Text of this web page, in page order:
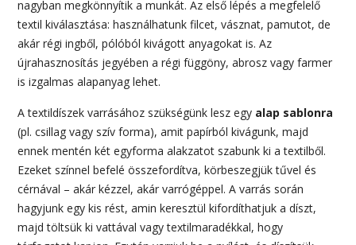
nagyban megkönnyítik a munkát. Az első lépés a megfelelő
textil kiválasztása: használhatunk filcet, vásznat, pamutot, de
akár régi ingből, pólóból kivágott anyagokat is. Az
újrahasznosítás jegyében a régi függöny, abrosz vagy farmer
is izgalmas alapanyag lehet.
A textildíszek varrásához szükségünk lesz egy alap sablonra
(pl. csillag vagy szív forma), amit papírból kivágunk, majd
ennek mentén két egyforma alakzatot szabunk ki a textilből.
Ezeket színnel befelé összefordítva, körbeszegjük tűvel és
cérnával – akár kézzel, akár varrógéppel. A varrás során
hagyjunk egy kis rést, amin keresztül kifordíthatjuk a díszt,
majd töltsük ki vattával vagy textilmaradékkal, hogy